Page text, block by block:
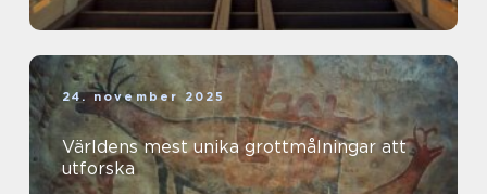
24. november 2025
Världens mest unika grottmålningar att
utforska